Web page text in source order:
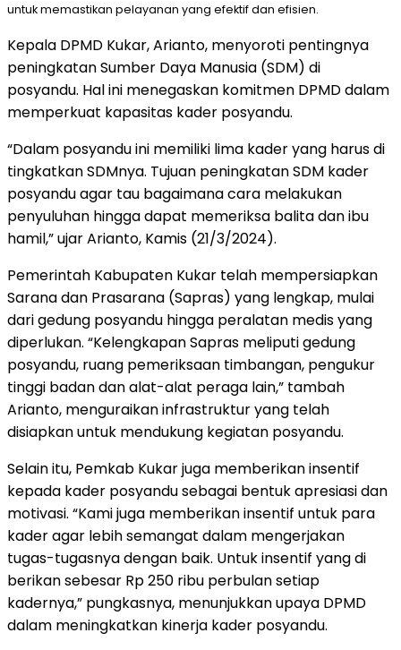
untuk memastikan pelayanan yang efektif dan efisien.
Kepala DPMD Kukar, Arianto, menyoroti pentingnya
peningkatan Sumber Daya Manusia (SDM) di
posyandu. Hal ini menegaskan komitmen DPMD dalam
memperkuat kapasitas kader posyandu.
“Dalam posyandu ini memiliki lima kader yang harus di
tingkatkan SDMnya. Tujuan peningkatan SDM kader
posyandu agar tau bagaimana cara melakukan
penyuluhan hingga dapat memeriksa balita dan ibu
hamil,” ujar Arianto, Kamis (21/3/2024).
Pemerintah Kabupaten Kukar telah mempersiapkan
Sarana dan Prasarana (Sapras) yang lengkap, mulai
dari gedung posyandu hingga peralatan medis yang
diperlukan. “Kelengkapan Sapras meliputi gedung
posyandu, ruang pemeriksaan timbangan, pengukur
tinggi badan dan alat-alat peraga lain,” tambah
Arianto, menguraikan infrastruktur yang telah
disiapkan untuk mendukung kegiatan posyandu.
Selain itu, Pemkab Kukar juga memberikan insentif
kepada kader posyandu sebagai bentuk apresiasi dan
motivasi. “Kami juga memberikan insentif untuk para
kader agar lebih semangat dalam mengerjakan
tugas-tugasnya dengan baik. Untuk insentif yang di
berikan sebesar Rp 250 ribu perbulan setiap
kadernya,” pungkasnya, menunjukkan upaya DPMD
dalam meningkatkan kinerja kader posyandu.